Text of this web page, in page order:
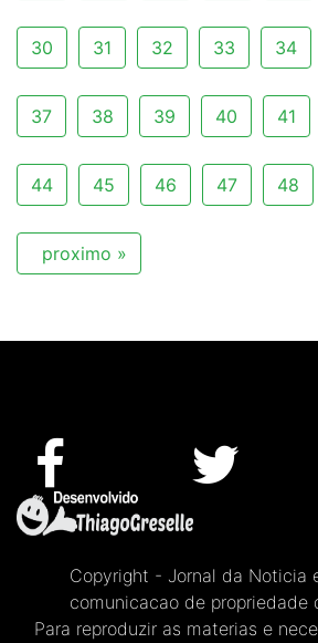
30 31 32 33 34
37 38 39 40 41
44 45 46 47 48
proximo »
Copyright - Jornal da Noticia
comunicacao de propriedade
Para reproduzir as materias e